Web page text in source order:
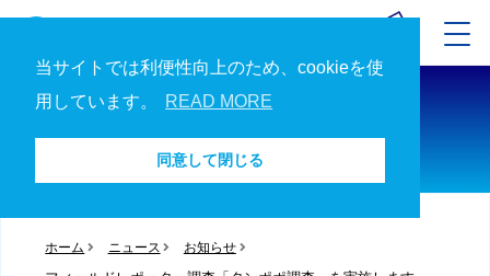
当サイトでは利便性向上のため、cookieを使
用しています。
READ MORE
同意して閉じる
ニュース
ニュース一覧へ
ホーム ニュース お知らせ